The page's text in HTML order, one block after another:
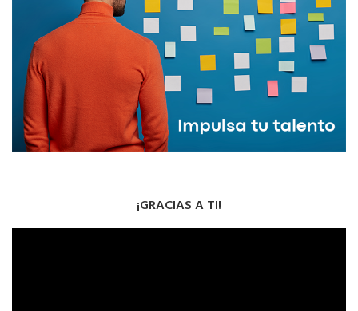
¡GRACIAS A TI!